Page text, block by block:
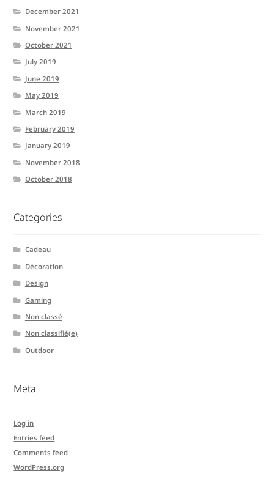
December 2021
November 2021
October 2021
July 2019
June 2019
May 2019
March 2019
February 2019
January 2019
November 2018
October 2018
Categories
Cadeau
Décoration
Design
Gaming
Non classé
Non classifié(e)
Outdoor
Meta
Log in
Entries feed
Comments feed
WordPress.org